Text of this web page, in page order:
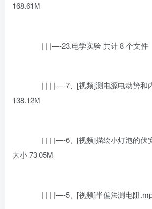
168.61M
| | |—-23.电学实验 共计 8 个文件
| | | |—-7、[视频]测电源电动势和
138.12M
| | | |—-6、[视频]描绘小灯泡的伏
大小 73.05M
| | | |—-5、[视频]半偏法测电阻